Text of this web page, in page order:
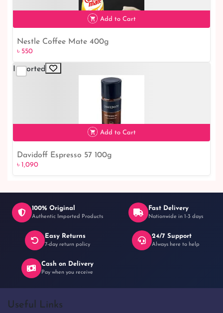
৳ 550
Add to Cart
Nestle Coffee Mate 400g
৳ 550
Imported
৳ 1,090
Add to Cart
Davidoff Espresso 57 100g
৳ 1,090
100% Original
Authentic Imported Products
Fast Delivery
Nationwide in 1-3 days
Easy Returns
7-day return policy
24/7 Support
Always here to help
Cash on Delivery
Pay when you receive
Useful Links